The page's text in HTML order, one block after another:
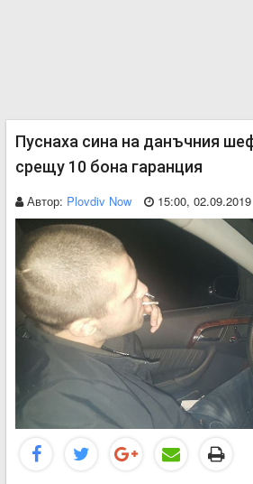
Пуснаха сина на данъчния
срещу 10 бона гаранция
Автор: Plovdiv Now 15:00, 02.09.2019